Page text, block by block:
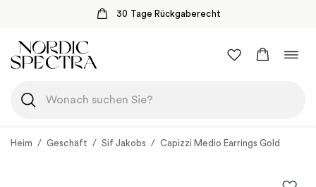
30 Tage Rückgaberecht
Inhalt
springen
Heim / Geschäft / Sif Jakobs / Capizzi Medio Earrings Gold